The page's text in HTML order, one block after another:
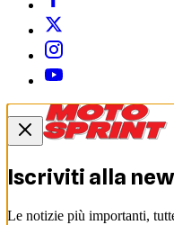
Iscriviti alla
Le notizie più importanti,